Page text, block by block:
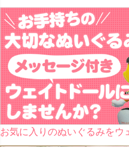
お気に入りのぬいぐるみをウ